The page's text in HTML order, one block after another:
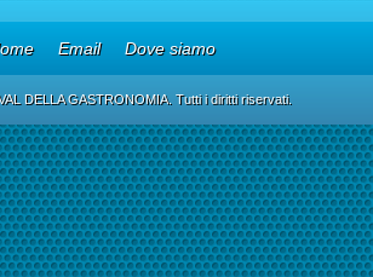
Email Dove siamo
DELLA GASTRONOMIA. Tutti i diritti riservati.